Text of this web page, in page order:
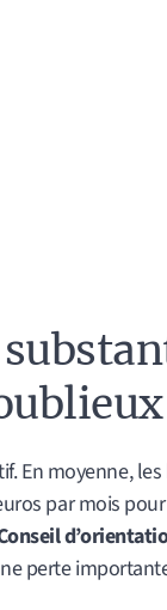
En moyenne,
par mois
perte